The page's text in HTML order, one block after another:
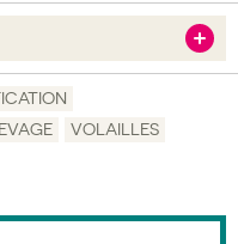
VOLAILLES